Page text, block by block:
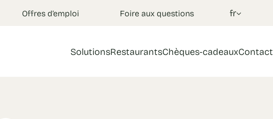
Offres d’emploi Foire aux questions fr
SolutionsRestaurantsChèques-cadeauxContact